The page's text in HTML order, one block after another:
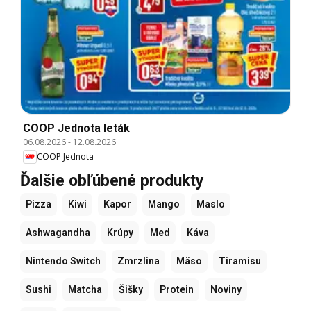
COOP Jednota leták
06.08.2026- 12.08.2026
COOP Jednota
Ďalšie obľúbené produkty
Pizza Kiwi Kapor Mango Maslo
Ashwagandha Krúpy Med Káva
Nintendo Switch Zmrzlina Mäso Tiramisu
Sushi Matcha Šišky Protein Noviny